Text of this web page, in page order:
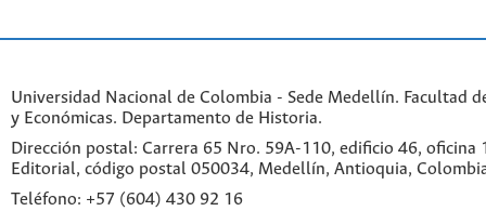
Universidad Nacional de Colombia - Sede Medellín. Facultad
y Económicas. Departamento de Historia.
Dirección postal: Carrera 65 Nro. 59A-110, edificio 46, oficina
Editorial, código postal 050034, Medellín, Antioquia,
Teléfono: +57 (604) 430 92 16